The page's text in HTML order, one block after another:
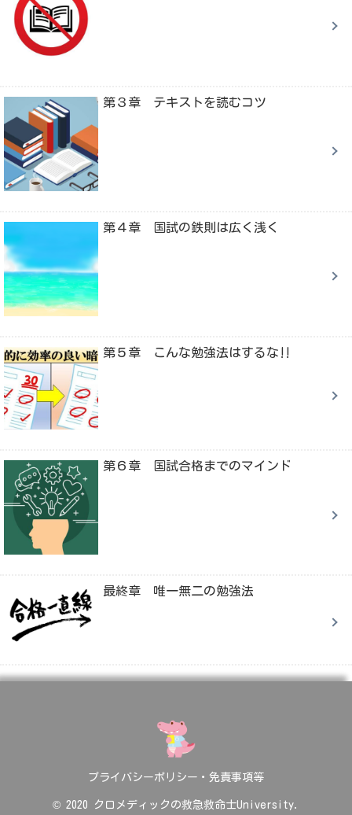
第３章 テキストを読むコツ
第４章 国試の鉄則は広く浅く
第５章 こんな勉強法はするな‼
第６章 国試合格までのマインド
最終章 唯一無二の勉強法
プライバシーポリシー・免責事項等
© 2020 クロメディックの救急救命士University.